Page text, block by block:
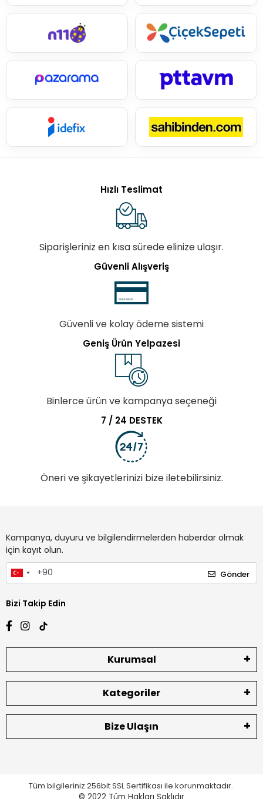
Hızlı Teslimat
Siparişleriniz en kısa sürede elinize ulaşır.
Güvenli Alışveriş
Güvenli ve kolay ödeme sistemi
Geniş Ürün Yelpazesi
Binlerce ürün ve kampanya seçeneği
7 / 24 DESTEK
Öneri ve şikayetlerinizi bize iletebilirsiniz.
Kampanya, duyuru ve bilgilendirmelerden haberdar olmak
için kayıt olun.
Gönder
Bizi Takip Edin
Kurumsal
Kategoriler
Bize Ulaşın
Tüm bilgileriniz 256bit SSL Sertifikası ile korunmaktadır.
© 2022 Tüm Hakları Saklıdır